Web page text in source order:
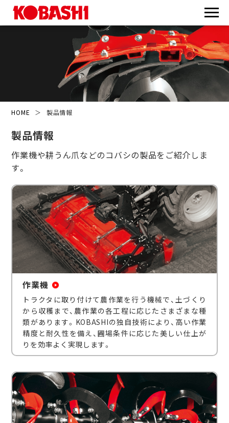
HOME ＞ 製品情報
製品情報
作業機や耕うん爪などのコバシの製品をご紹介しま
す。
作業機
トラクタに取り付けて農作業を行う機械で、土づくり
から収穫まで、農作業の各工程に応じたさまざまな種
類があります。KOBASHIの独自技術により、高い作業
精度と耐久性を備え、圃場条件に応じた美しい仕上が
りを効率よく実現します。